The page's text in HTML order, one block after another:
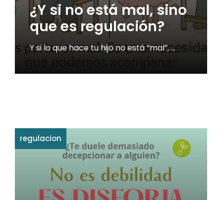
¿Y si no está mal, sino
que es regulación?
Y si lo que hace tu hijo no está “mal”, …
regulacion